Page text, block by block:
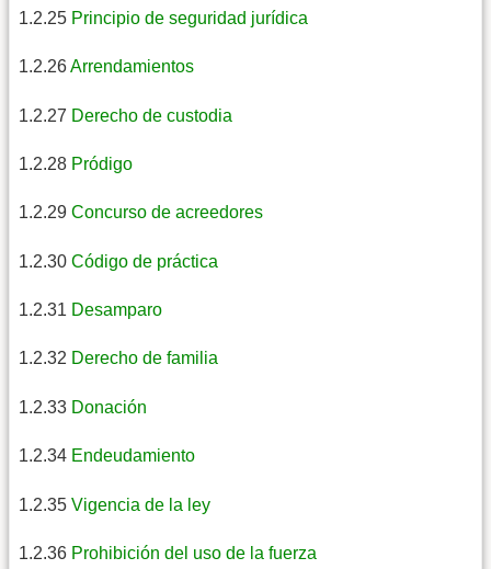
1.2.25 Principio de seguridad jurídica
1.2.26Arrendamientos
1.2.27 Derecho de custodia
1.2.28 Pródigo
1.2.29 Concurso de acreedores
1.2.30 Código de práctica
1.2.31 Desamparo
1.2.32 Derecho de familia
1.2.33 Donación
1.2.34 Endeudamiento
1.2.35 Vigencia de la ley
1.2.36 Prohibición del uso de la fuerza